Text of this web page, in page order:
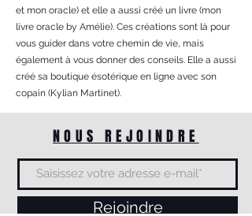
et mon oracle) et elle a aussi créé un livre (mon
livre oracle by Amélie). Ces créations sont là pour
vous guider dans votre chemin de vie, mais
également à vous donner des conseils. Elle a aussi
créé sa boutique ésotérique en ligne avec son
copain (Kylian Martinet).
NOUS REJOINDRE
Rejoindre